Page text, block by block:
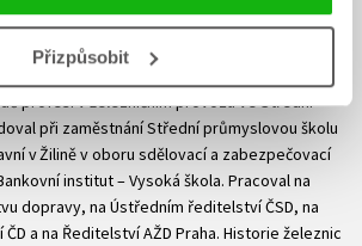
Přizpůsobit
sdělovacích a zabezpečovacích
profesí v železničním provozu ve Střední
při zaměstnání Střední průmyslovou školu
v Žilině v oboru sdělovací a zabezpečovací
institut – Vysoká škola. Pracoval na
dopravy, na Ústředním ředitelství ČSD, na
a na Ředitelství AŽD Praha. Historie železnic